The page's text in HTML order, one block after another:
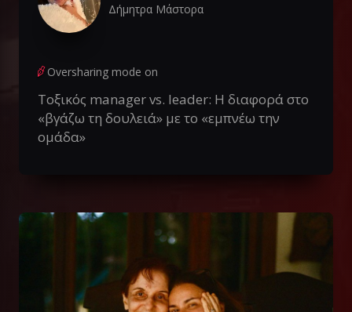
Δήμητρα Μάστορα
Oversharing mode on
Τοξικός manager vs. leader: Η διαφορά στο
«βγάζω τη δουλειά» με το «εμπνέω την
ομάδα»